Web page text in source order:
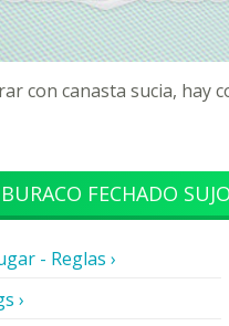
con canasta sucia, hay
FECHADO SUJO
- Reglas ›
›